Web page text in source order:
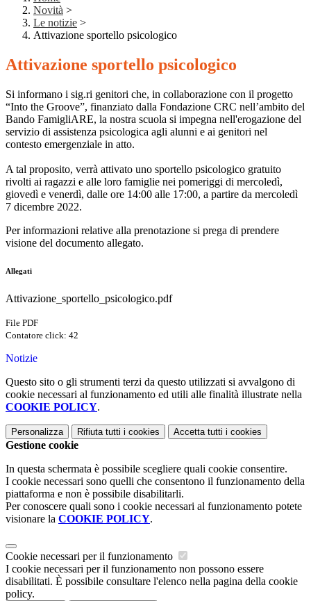
Novità >
Le notizie >
Attivazione sportello psicologico
Attivazione sportello psicologico
Si informano i sig.ri genitori che, in collaborazione con il progetto
“Into the Groove”, finanziato dalla Fondazione CRC nell’ambito del
Bando FamigliARE, la nostra scuola si impegna nell'erogazione del
servizio di assistenza psicologica agli alunni e ai genitori nel
contesto emergenziale in atto.
A tal proposito, verrà attivato uno sportello psicologico gratuito
rivolti ai ragazzi e alle loro famiglie nei pomeriggi di mercoledì,
giovedì e venerdì, dalle ore 14:00 alle 17:00, a partire da mercoledì
7 dicembre 2022.
Per informazioni relative alla prenotazione si prega di prendere
visione del documento allegato.
Allegati
Attivazione_sportello_psicologico.pdf
File PDF
Contatore click: 42
Notizie
Questo sito o gli strumenti terzi da questo utilizzati si avvalgono di
cookie necessari al funzionamento ed utili alle finalità illustrate nella
COOKIE POLICY.
Personalizza Rifiuta tutti i cookies Accetta tutti i cookies
Gestione cookie
In questa schermata è possibile scegliere quali cookie consentire.
I cookie necessari sono quelli che consentono il funzionamento della
piattaforma e non è possibile disabilitarli.
Per conoscere quali sono i cookie necessari al funzionamento potete
visionare la COOKIE POLICY.
Cookie necessari per il funzionamento
I cookie necessari per il funzionamento non possono essere
disabilitati. È possibile consultare l'elenco nella pagina della cookie
policy.